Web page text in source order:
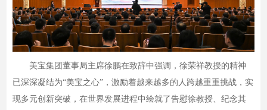
美宝集团董事局主席徐鹏在致辞中强调，徐荣祥教授的精神
已深深凝结为“美宝之心”，激励着越来越多的人跨越重重挑战，实
现多元创新突破，在世界发展进程中绘就了告慰徐教授、纪念其